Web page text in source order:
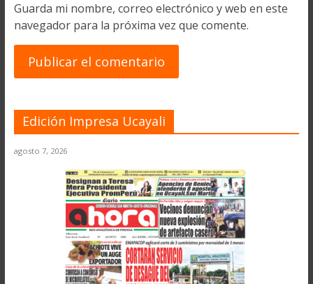
Guarda mi nombre, correo electrónico y web en este
navegador para la próxima vez que comente.
Edición Impresa Ucayali
agosto 7, 2026